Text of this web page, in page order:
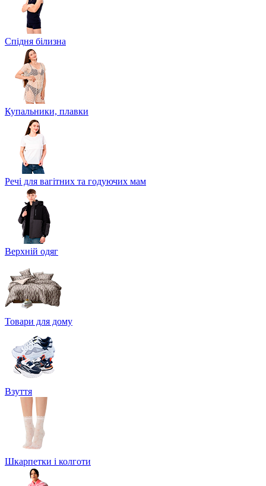
Спідня білизна
Купальники, плавки
Речі для вагітних та годуючих мам
Верхній одяг
Товари для дому
Взуття
Шкарпетки і колготи